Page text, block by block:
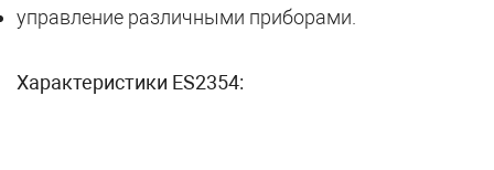
управление различными приборами.
Характеристики ES2354: